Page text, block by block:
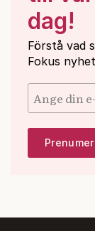
dag!
Förstå vad
Fokus